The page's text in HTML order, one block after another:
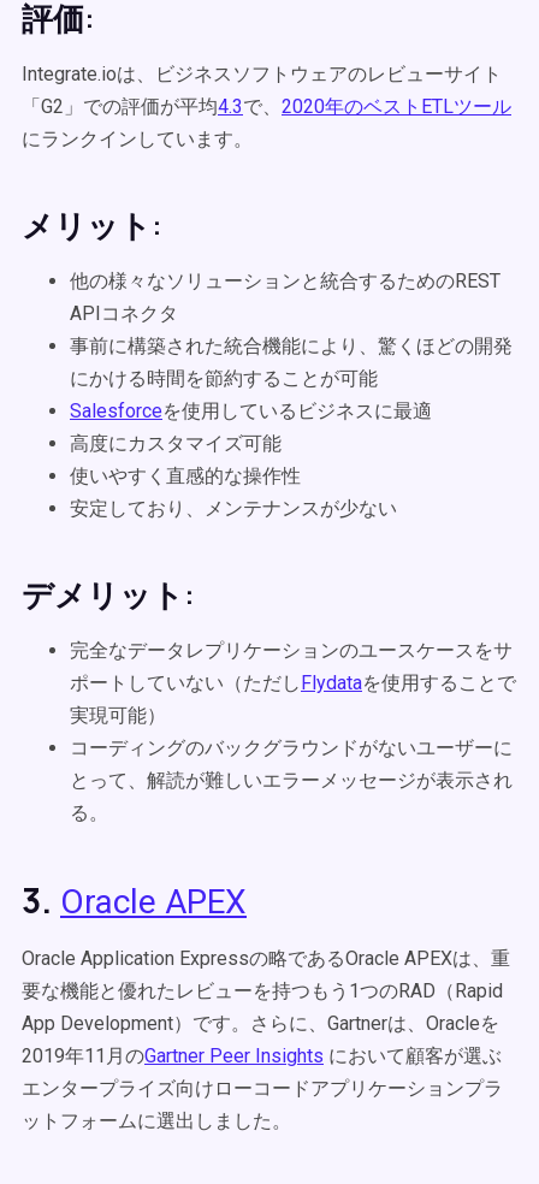
評価:
Integrate.ioは、ビジネスソフトウェアのレビューサイト
「G2」での評価が平均4.3で、 2020年のベストETLツール
にランクインしています。
メリット:
他の様々なソリューションと統合するためのREST
APIコネクタ
事前に構築された統合機能により、驚くほどの開発
にかける時間を節約することが可能
Salesforceを使用しているビジネスに最適
高度にカスタマイズ可能
使いやすく直感的な操作性
安定しており、メンテナンスが少ない
デメリット:
完全なデータレプリケーションのユースケースをサ
ポートしていない（ただしFlydataを使用することで
実現可能）
コーディングのバックグラウンドがないユーザーに
とって、解読が難しいエラーメッセージが表示され
る。
3. Oracle APEX
Oracle Application Expressの略であるOracle APEXは、重
要な機能と優れたレビューを持つもう1つのRAD（Rapid
App Development）です。さらに、Gartnerは、Oracleを
2019年11月のGartner Peer Insights において顧客が選ぶ
エンタープライズ向けローコードアプリケーションプラ
ットフォームに選出しました。